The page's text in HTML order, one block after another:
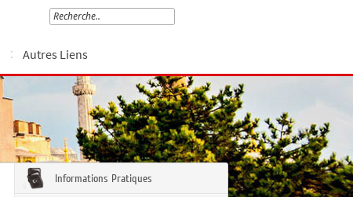
Autres Liens
Informations Pratiques